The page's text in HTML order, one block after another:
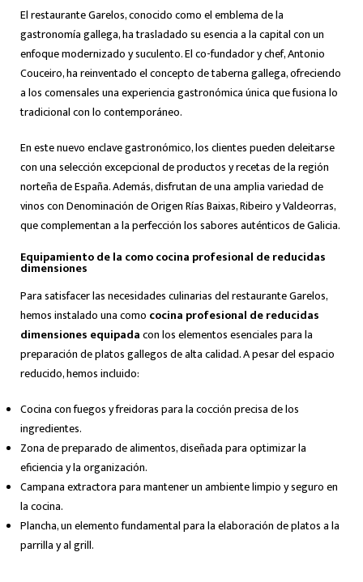
El restaurante Garelos, conocido como el emblema de la
gastronomía gallega, ha trasladado su esencia a la capital con un
enfoque modernizado y suculento. El co-fundador y chef, Antonio
Couceiro, ha reinventado el concepto de taberna gallega, ofreciendo
a los comensales una experiencia gastronómica única que fusiona lo
tradicional con lo contemporáneo.
En este nuevo enclave gastronómico, los clientes pueden deleitarse
con una selección excepcional de productos y recetas de la región
norteña de España. Además, disfrutan de una amplia variedad de
vinos con Denominación de Origen Rías Baixas, Ribeiro y Valdeorras,
que complementan a la perfección los sabores auténticos de Galicia.
Equipamiento de la como cocina profesional de reducidas
dimensiones
Para satisfacer las necesidades culinarias del restaurante Garelos,
hemos instalado una como cocina profesional de reducidas
dimensiones equipadacon los elementos esenciales para la
preparación de platos gallegos de alta calidad. A pesar del espacio
reducido, hemos incluido:
Cocina con fuegos y freidoras para la cocción precisa de los
ingredientes.
Zona de preparado de alimentos, diseñada para optimizar la
eficiencia y la organización.
Campana extractora para mantener un ambiente limpio y seguro en
la cocina.
Plancha, un elemento fundamental para la elaboración de platos a la
parrilla y al grill.